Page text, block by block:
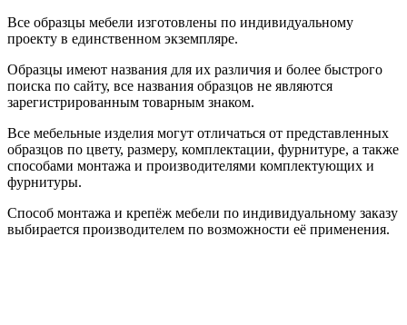
Все образцы мебели изготовлены по индивидуальному
проекту в единственном экземпляре.
Образцы имеют названия для их различия и более быстрого
поиска по сайту, все названия образцов не являются
зарегистрированным товарным знаком.
Все мебельные изделия могут отличаться от представленных
образцов по цвету, размеру, комплектации, фурнитуре, а также
способами монтажа и производителями комплектующих и
фурнитуры.
Способ монтажа и крепёж мебели по индивидуальному заказу
выбирается производителем по возможности её применения.